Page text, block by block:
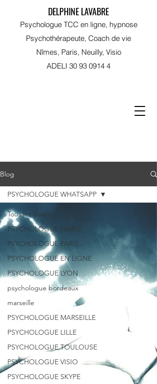
Psychologue TCC en ligne, hypnose
Psychothérapeute, Coach de vie
Nîmes, Paris, Neuilly, Visio
ADELI 30 93 0914 4
DELPHINE LAVABRE
Blog
Tous les posts
PSYCHOLOGUE NIMES
PSYCHOLOGUE PARIS
PSYCHOLOGUE EN LIGNE
PSYCHOLOGUE LYON
psychologue bordeaux
marseille
PSYCHOLOGUE MARSEILLE
PSYCHOLOGUE LILLE
PSYCHOLOGUE TOULOUSE
PSYCHOLOGUE VISIO
PSYCHOLOGUE SKYPE
PSYCHOLOGUE WHATSAPP